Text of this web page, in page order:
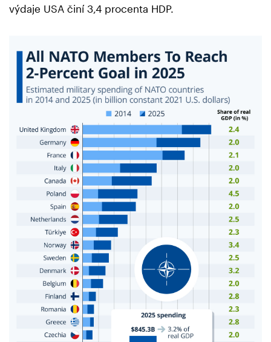
výdaje USA činí 3,4 procenta HDP.